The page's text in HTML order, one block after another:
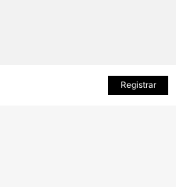
ADICIONAR AO CARRINHORegistrar